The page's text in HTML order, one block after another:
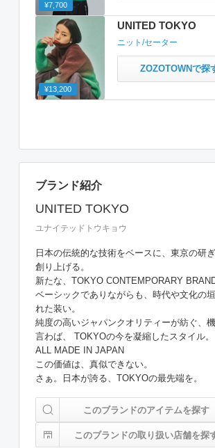
¥7,700
¥13,200
UNITED TOKYO
ニット/セーター
ZOZOTOWNで探
ブランド紹介
UNITED TOKYO
ユナイテッドトウキョウ
日本の伝統的な技術をベースに、東京の研
創り上げる。
新たな、TOKYO CONTEMPORARY BRAND
ベーシックでありながらも、時代や文化の
れた装い。
純度の高いジャパンクオリティーが紡ぐ、機
言わば、 TOKYOの今を凝縮したスタイル。
ALL MADE IN JAPAN
この価値は、真似できない。
このブランドのアイテムを探す
このブランドの取り扱い店舗を探